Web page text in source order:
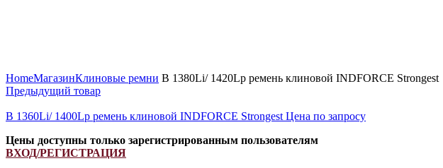
HomeМагазинКлиновые ремни B 1380Li/ 1420Lp ремень клиновой INDFORCE Strongest
Предыдущий товар
B 1360Li/ 1400Lp ремень клиновой INDFORCE Strongest Цена по запросу
Цены доступны только зарегистрированным пользователям
ВХОД/РЕГИСТРАЦИЯ